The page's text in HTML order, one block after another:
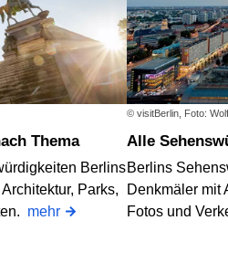
Thema
Berlins
Parks,
mehr
© visitBerlin, Foto:
Alle
Berlins
Denkmäler mit
Fotos und